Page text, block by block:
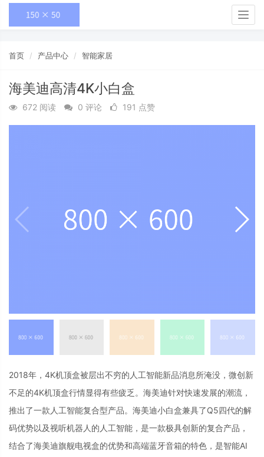
首页 产品中心 智能家居
海美迪高清4K小白盒
672 阅读 0 评论 191 点赞
2018年，4K机顶盒被层出不穷的人工智能新品消息所淹没，微创新
不足的4K机顶盒行情显得有些疲乏。海美迪针对快速发展的潮流，
推出了一款人工智能复合型产品。海美迪小白盒兼具了Q5四代的解
码优势以及视听机器人的人工智能，是一款极具创新的复合产品，
结合了海美迪旗舰电视盒的优势和高端蓝牙音箱的特色，是智能AI